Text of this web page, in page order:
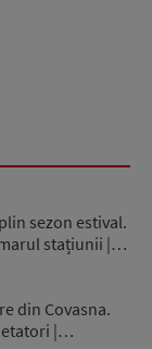
sezon estival.
stațiunii |…
din Covasna.
|…